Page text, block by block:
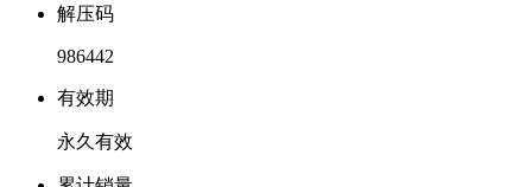
解压码
986442
有效期
永久有效